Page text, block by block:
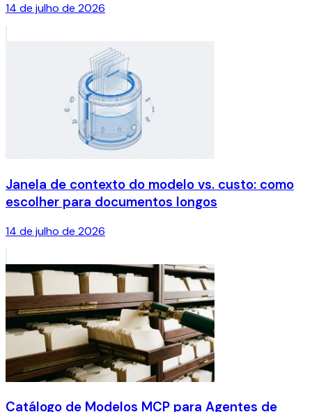
14 de julho de 2026
Janela de contexto do modelo vs. custo: como
escolher para documentos longos
14 de julho de 2026
Catálogo de Modelos MCP para Agentes de